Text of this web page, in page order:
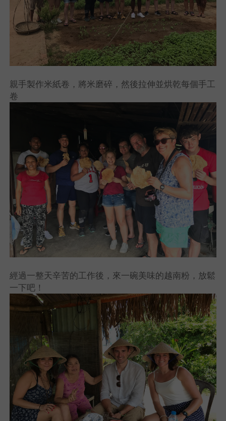
親手製作米紙卷，將米磨碎，然後拉伸並烘乾每個手工
卷
經過一整天辛苦的工作後，來一碗美味的越南粉，放鬆
一下吧！